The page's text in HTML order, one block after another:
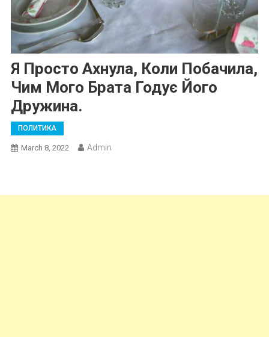
Я Просто Ахнула, Коли Побачила,
Чим Мого Брата Годує Його
Дружина.
ПОЛИТИКА
March 8, 2022 Admin